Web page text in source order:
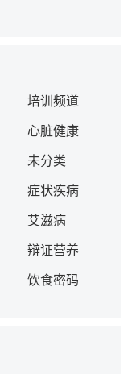
培训频道
心脏健康
未分类
症状疾病
艾滋病
辩证营养
饮食密码